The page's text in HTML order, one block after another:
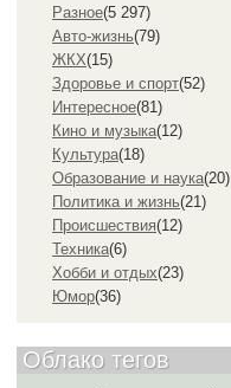
Разное(5 297)
Авто-жизнь(79)
ЖКХ(15)
Здоровье и спорт(52)
Интересное(81)
Кино и музыка(12)
Культура(18)
Образование и наука(20)
Политика и жизнь(21)
Проиcшествия(12)
Техника(6)
Хобби и отдых(23)
Юмор(36)
Облако тегов